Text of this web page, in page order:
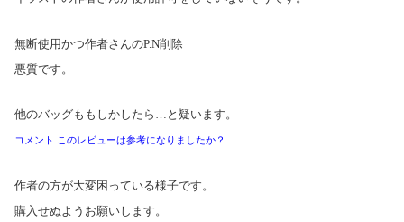
無断使用かつ作者さんのP.N削除
悪質です。
他のバッグももしかしたら…と疑います。
コメント このレビューは参考になりましたか？
作者の方が大変困っている様子です。
購入せぬようお願いします。